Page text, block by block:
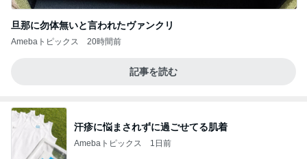
旦那に勿体無いと言われたヴァンクリ
Amebaトピックス 20時間前
記事を読む
汗疹に悩まされずに過ごせてる肌着
Amebaトピックス 1日前